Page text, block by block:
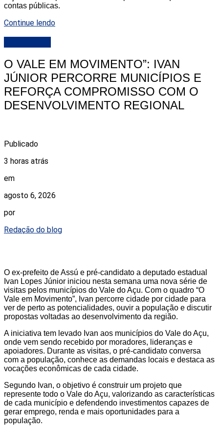
contas públicas.
Continue lendo
O VALE EM MOVIMENTO”: IVAN
JÚNIOR PERCORRE MUNICÍPIOS E
REFORÇA COMPROMISSO COM O
DESENVOLVIMENTO REGIONAL
Publicado
3 horas atrás
em
agosto 6, 2026
por
Redação do blog
O ex-prefeito de Assú e pré-candidato a deputado estadual
Ivan Lopes Júnior iniciou nesta semana uma nova série de
visitas pelos municípios do Vale do Açu. Com o quadro “O
Vale em Movimento”, Ivan percorre cidade por cidade para
ver de perto as potencialidades, ouvir a população e discutir
propostas voltadas ao desenvolvimento da região.
A iniciativa tem levado Ivan aos municípios do Vale do Açu,
onde vem sendo recebido por moradores, lideranças e
apoiadores. Durante as visitas, o pré-candidato conversa
com a população, conhece as demandas locais e destaca as
vocações econômicas de cada cidade.
Segundo Ivan, o objetivo é construir um projeto que
represente todo o Vale do Açu, valorizando as características
de cada município e defendendo investimentos capazes de
gerar emprego, renda e mais oportunidades para a
população.